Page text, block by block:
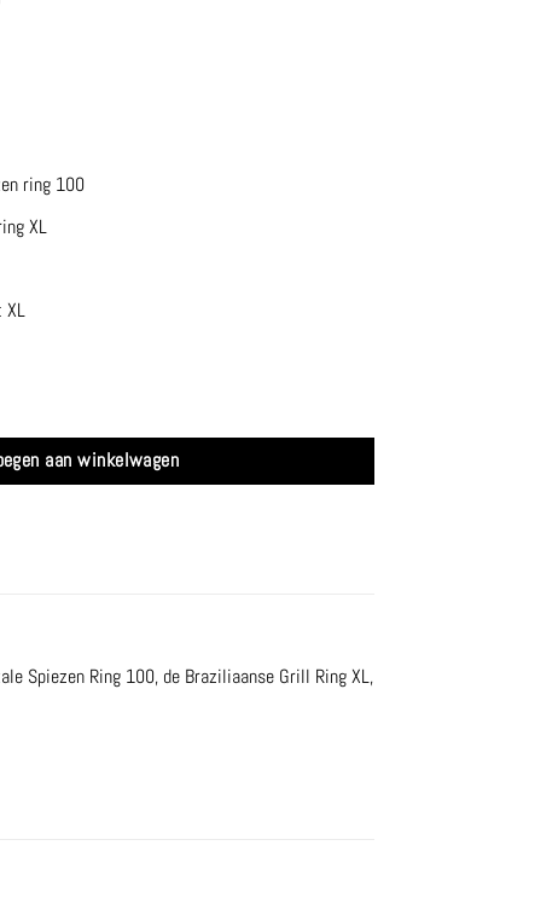
ring 100
XL
XL
aan winkelwagen
Spiezen Ring 100, de Braziliaanse Grill Ring XL,